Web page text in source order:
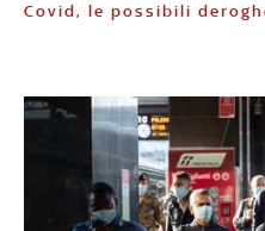
Covid, le possibili